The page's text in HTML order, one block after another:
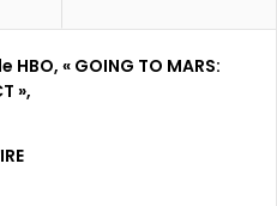
« GOING TO MARS:
»,